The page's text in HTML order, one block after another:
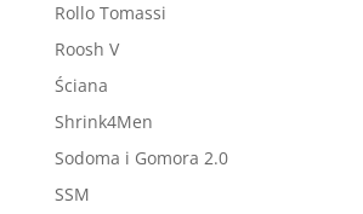
Rollo Tomassi
Roosh V
Ściana
Shrink4Men
Sodoma i Gomora 2.0
SSM